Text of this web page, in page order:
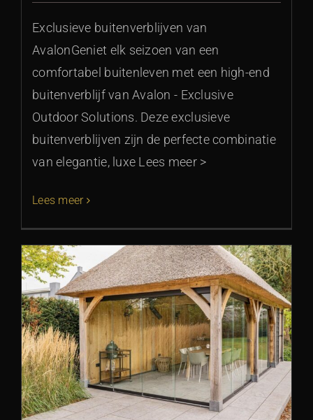
Exclusieve buitenverblijven van
AvalonGeniet elk seizoen van een
comfortabel buitenleven met een high-end
buitenverblijf van Avalon - Exclusive
Outdoor Solutions. Deze exclusieve
buitenverblijven zijn de perfecte combinatie
van elegantie, luxe Lees meer >
Lees meer